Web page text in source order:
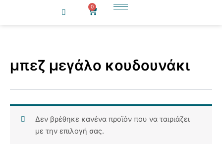
0
Cart
μπεζ μεγάλο κουδουνάκι
Δεν βρέθηκε κανένα προϊόν που να ταιριάζει
με την επιλογή σας.